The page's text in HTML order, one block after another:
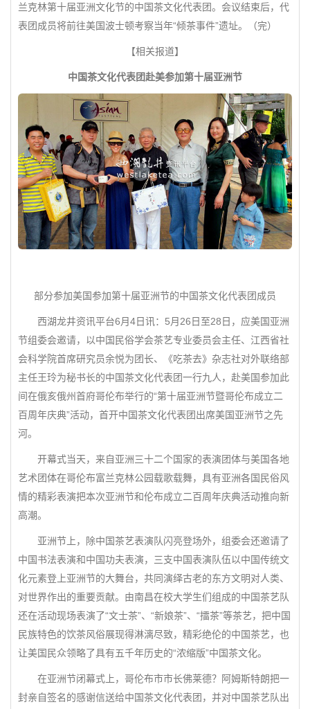
兰克林第十届亚洲文化节的中国茶文化代表团。会议结束后，代
表团成员将前往美国波士顿考察当年“倾茶事件”遗址。（完）
【相关报道】
中国茶文化代表团赴美参加第十届亚洲节
部分参加美国参加第十届亚洲节的中国茶文化代表团成员
西湖龙井资讯平台6月4日讯：5月26日至28日，应美国亚洲
节组委会邀请，以中国民俗学会茶艺专业委员会主任、江西省社
会科学院首席研究员余悦为团长、《吃茶去》杂志社对外联络部
主任王玲为秘书长的中国茶文化代表团一行九人，赴美国参加此
间在俄亥俄州首府哥伦布举行的“第十届亚洲节暨哥伦布成立二
百周年庆典”活动，首开中国茶文化代表团出席美国亚洲节之先
河。
开幕式当天，来自亚洲三十二个国家的表演团体与美国各地
艺术团体在哥伦布富兰克林公园载歌载舞，具有亚洲各国民俗风
情的精彩表演把本次亚洲节和伦布成立二百周年庆典活动推向新
高潮。
亚洲节上，除中国茶艺表演队闪亮登场外，组委会还邀请了
中国书法表演和中国功夫表演，三支中国表演队伍以中国传统文
化元素登上亚洲节的大舞台，共同演绎古老的东方文明对人类、
对世界作出的重要贡献。由南昌在校大学生们组成的中国茶艺队
还在活动现场表演了“文士茶”、“新娘茶”、“擂茶”等茶艺，把中国
民族特色的饮茶风俗展现得淋漓尽致，精彩绝伦的中国茶艺，也
让美国民众领略了具有五千年历史的“浓缩版”中国茶文化。
在亚洲节闭幕式上，哥伦布市市长佛莱德？阿姆斯特朗把一
封亲自签名的感谢信送给中国茶文化代表团，并对中国茶艺队出